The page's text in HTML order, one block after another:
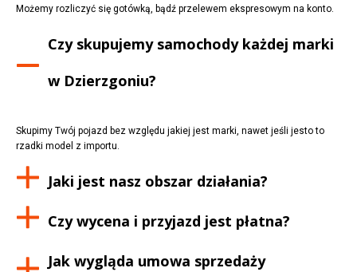
Możemy rozliczyć się gotówką, bądź przelewem ekspresowym na konto.
Czy skupujemy samochody każdej marki
w Dzierzgoniu?
Skupimy Twój pojazd bez względu jakiej jest marki, nawet jeśli jesto to
rzadki model z importu.
Jaki jest nasz obszar działania?
Czy wycena i przyjazd jest płatna?
Jak wygląda umowa sprzedaży